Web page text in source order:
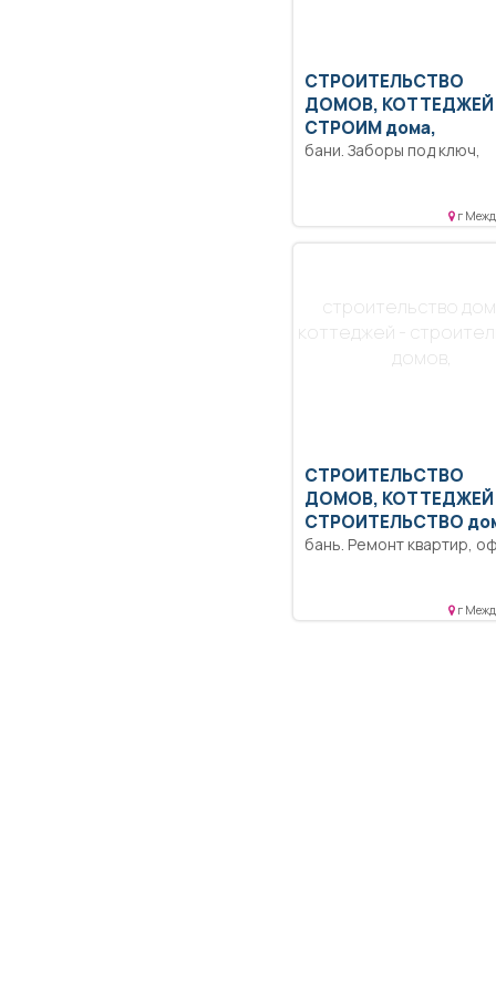
СТРОИТЕЛЬСТВО
ДОМОВ, КОТТЕДЖЕЙ
СТРОИМ дома,
бани. Заборы под ключ,
г
строительство
коттеджей -
домов,
СТРОИТЕЛЬСТВО
ДОМОВ, КОТТЕДЖЕЙ
СТРОИТЕЛЬСТВО
бань. Ремонт квартир, офисов.
г